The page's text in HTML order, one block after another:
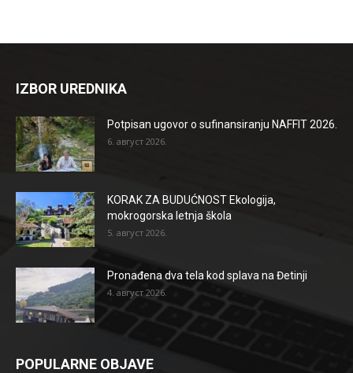
IZBOR UREDNIKA
Potpisan ugovor o sufinansiranju NAFFIT 2026.
6. август 2026.
KORAK ZA BUDUĆNOST Ekologija,
mokrogorska letnja škola
5. август 2026.
Pronađena dva tela kod splava na Đetinji
4. август 2026.
POPULARNE OBJAVE